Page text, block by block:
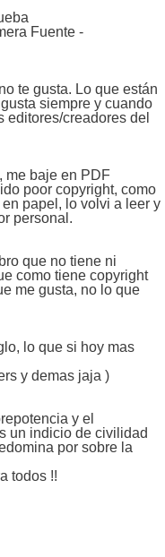
Fuente -
te gusta. Lo que están
siempre y cuando
editores/creadores del
me baje en PDF
poor copyright, como
papel, lo volvi a leer y
personal.
que no tiene ni
como tiene copyright
me gusta, no lo que
lo que si hoy mas
y demas jaja )
y el
un indicio de civilidad
por sobre la
todos !!